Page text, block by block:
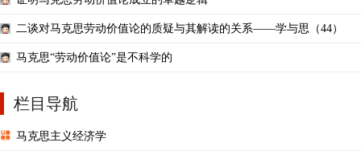
二谈对马克思劳动价值论的质疑与其解读的关系——学与思（44）
马克思“劳动价值论”是不科学的
栏目导航
马克思主义经济学